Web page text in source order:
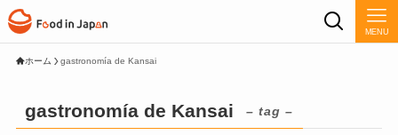
MENU
ホーム gastronomía de Kansai
gastronomía de Kansai – tag –